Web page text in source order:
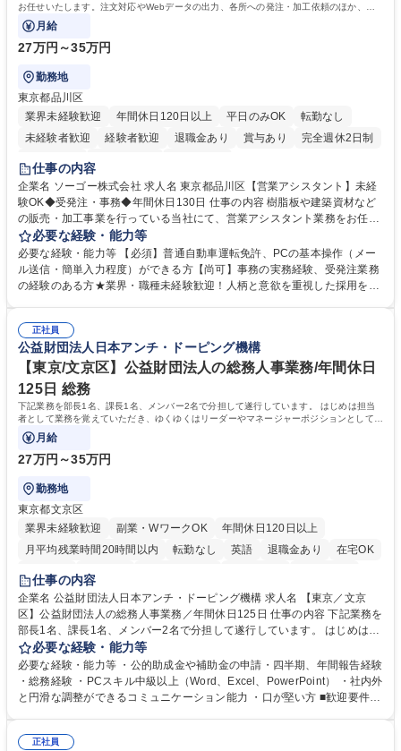
お任せいたします。注文対応やWebデータの出力、各所への発注・加工依頼のほか、電
話・メール対応等の事務業務を担当します。
月給
27万円～35万円
勤務地
東京都品川区
業界未経験歓迎
年間休日120日以上 平日のみOK
転勤なし
未経験者歓迎
経験者歓迎 退職金あり 賞与あり
完全週休2日制
交通費支給
仕事の内容
企業名 ソーゴー株式会社 求人名 東京都品川区【営業アシスタント】未経
験OK◆受発注・事務◆年間休日130日 仕事の内容 樹脂板や建築資材など
の販売・加工事業を行っている当社にて、営業アシスタント業務をお任せ
いたします。注文対応やWebデータの出力、各所への発注・加工依頼のほ
か、電話・メール対応等の事務業務を担当します。 ■受注・発注業務：FA
Xによる注文対応、Web発注データのプリントアウト、各仕入先・協力会
社への発注および加工依頼等 ■納品書・請求書の作成および発送手配 ■商
当社の指定する業務 募集職種 東京都品川区【営業アシスタント】未経験O
K◆受発注・事務◆年間休日130日
必要な経験・能力等
必要な経験・能力等 【必須】普通自動車運転免許、PCの基本操作（メー
ル送信・簡単入力程度）ができる方【尚可】事務の実務経験、受発注業務
の経験のある方★業界・職種未経験歓迎！人柄と意欲を重視した採用を行
変化に臨機応変かつ柔軟に対応できる方、約束を守り正確に作業を進めら
れる方を求めています。高度なPCスキルや関数知識は一切不要です。丁
寧な指導体制が整っているため、安心してお仕事をスタートしていただけ
ます。 学歴・資格 学歴：大学院 大学 高専 短大 専修学校 高校 語学力：
資格：
正社員
公益財団法人日本アンチ・ドーピング機構
【東京/文京区】公益財団法人の総務人事業務/年間休日
125日 総務
下記業務を部長1名、課長1名、メンバー2名で分担して遂行しています。 はじめは担当
者として業務を覚えていただき、ゆくゆくはリーダーやマネージャーポジションとして活
躍いただくことを期待しています。
月給
27万円～35万円
勤務地
東京都文京区
業界未経験歓迎
副業・WワークOK
年間休日120日以上
月平均残業時間20時間以内
転勤なし 英語 退職金あり
在宅OK
賞与あり
育休あり
食事補助あり
仕事の内容
企業名 公益財団法人日本アンチ・ドーピング機構 求人名 【東京／文京
区】公益財団法人の総務人事業務／年間休日125日 仕事の内容 下記業務を
部長1名、課長1名、メンバー2名で分担して遂行しています。 はじめは担
当者として業務を覚えていただき、ゆくゆくはリーダーやマネージャーポ
ジションとして活躍いただくことを期待しています。 【総務・人事グルー
プの業務内容】 ・人事制度関連 ・採用活動 ・教育研修の企画、実行 ・勤
怠管理 ・官公庁への各種提出 ・法定の会議運営（評議員会、理事会） ・
管理 ・福利厚生関連 ・職員からの問合せ、相談対応 ・その他日常の総務
必要な経験・能力等
必要な経験・能力等 ・公的助成金や補助金の申請・四半期、年間報告経験
・総務経験 ・PCスキル中級以上（Word、Excel、PowerPoint） ・社内外
と円滑な調整ができるコミュニケーション能力 ・口が堅い方 ■歓迎要件
正社員